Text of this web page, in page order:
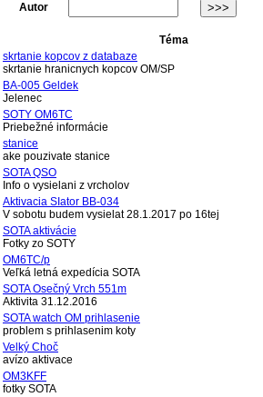
Autor
Téma
skrtanie kopcov z databaze
skrtanie hranicnych kopcov OM/SP
BA-005 Geldek
Jelenec
SOTY OM6TC
Priebežné informácie
stanice
ake pouzivate stanice
SOTA QSO
Info o vysielani z vrcholov
Aktivacia SIator BB-034
V sobotu budem vysielat 28.1.2017 po 16tej
SOTA aktivácie
Fotky zo SOTY
OM6TC/p
Veľká letná expedícia SOTA
SOTA Osečný Vrch 551m
Aktivita 31.12.2016
SOTA watch OM prihlasenie
problem s prihlasenim koty
Velký Choč
avízo aktivace
OM3KFF
fotky SOTA